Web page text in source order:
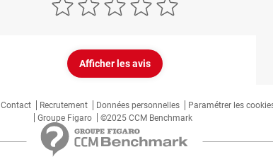
Afficher les avis
Contact Recrutement Données personnelles Paramétrer les
Groupe Figaro
©2025 CCM Benchmark